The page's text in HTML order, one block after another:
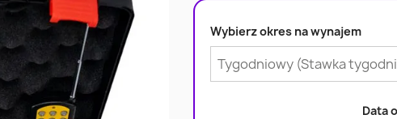
Wybierz okres na wynajem
Data